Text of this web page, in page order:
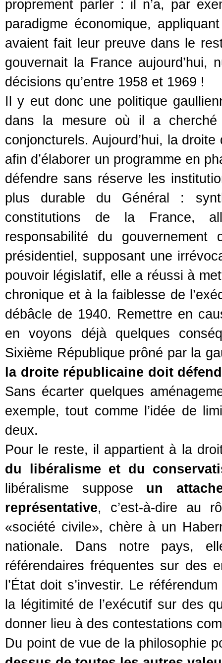
proprement parler : il n’a, par
paradigme économique,
avaient fait leur preuve dans le
gouvernait la France aujourd’hui,
décisions qu’entre 1958 et 1969 !
Il y eut donc une politique
dans la mesure où il a
conjoncturels. Aujourd’hui, la
afin d’élaborer un programme en
défendre sans réserve les
plus durable du Général :
constitutions de la France,
responsabilité du gouvernement
présidentiel, supposant une
pouvoir législatif, elle a réussi à
chronique et à la faiblesse de
débâcle de 1940. Remettre en
en voyons déjà quelques
Sixième République prôné par la
la droite républicaine doit
Sans écarter quelques
exemple, tout comme l’idée de
deux.
Pour le reste, il appartient à la
du libéralisme et du
libéralisme suppose un
représentative, c’est-à-dire au
«société civile», chère à un
nationale. Dans notre pays,
référendaires fréquentes sur des
l’État doit s’investir. Le
la légitimité de l’exécutif sur des
donner lieu à des contestations
Du point de vue de la philosophie